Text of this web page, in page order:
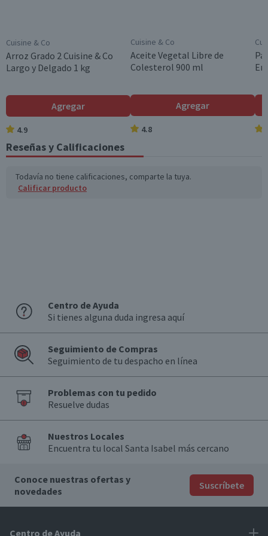
Cuisine & Co
Arroz Grado 2 Cuisine & Co
Largo y Delgado 1 kg
Agregar
4.9
Cuisine & Co
Aceite Vegetal Libre de
Colesterol 900 ml
Agregar
4.8
Reseñas y Calificaciones
Todavía no tiene calificaciones, comparte la tuya.
Calificar producto
Centro de Ayuda
Si tienes alguna duda ingresa aquí
Seguimiento de Compras
Seguimiento de tu despacho en línea
Problemas con tu pedido
Resuelve dudas
Nuestros Locales
Encuentra tu local Santa Isabel más cercano
Conoce nuestras ofertas y
novedades
Suscríbete
Centro de Ayuda